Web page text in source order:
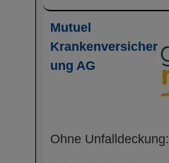
Mutuel
Krankenversicher
ung AG
Ohne Unfalldeckung: